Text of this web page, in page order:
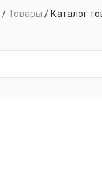
/Товары / Каталог